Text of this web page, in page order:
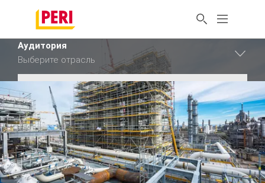
Аудитория
Выберите отрасль
Аудитория
Промышленность
Аудитория
Строительство
Сбросить фильтр